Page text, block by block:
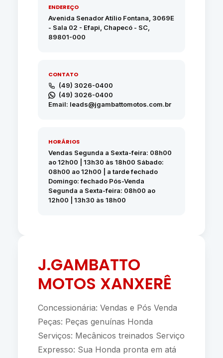
ENDEREÇO
Avenida Senador Atílio Fontana, 3069E
- Sala 02 - Efapi, Chapecó - SC,
89801-000
CONTATO
(49) 3026-0400
(49) 3026-0400
Email: leads@jgambattomotos.com.br
HORÁRIOS
Vendas Segunda a Sexta-feira: 08h00
ao 12h00 | 13h30 às 18h00 Sábado:
08h00 ao 12h00 | a tarde fechado
Domingo: fechado Pós-Venda
Segunda a Sexta-feira: 08h00 ao
12h00 | 13h30 às 18h00
J.GAMBATTO
MOTOS XANXERÊ
Concessionária: Vendas e Pós Venda
Peças: Peças genuínas Honda
Serviços: Mecânicos treinados Serviço
Expresso: Sua Honda pronta em atá